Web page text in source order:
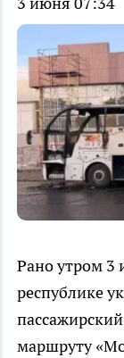
Рано утром 3
республике
маршруту